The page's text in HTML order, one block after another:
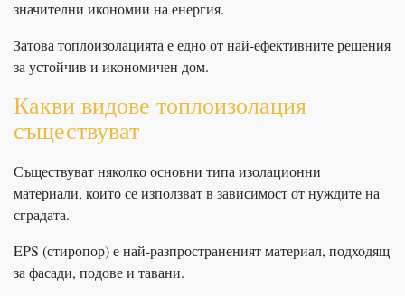
значителни икономии на енергия.
Затова топлоизолацията е едно от най-ефективните решения
за устойчив и икономичен дом.
Какви видове топлоизолация
съществуват
Съществуват няколко основни типа изолационни
материали, които се използват в зависимост от нуждите на
сградата.
EPS (стиропор) е най-разпространеният материал, подходящ
за фасади, подове и тавани.